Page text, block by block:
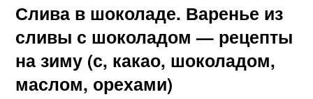
Слива в шоколаде. Варенье из
сливы с шоколадом — рецепты
на зиму (с, какао, шоколадом,
маслом, орехами)